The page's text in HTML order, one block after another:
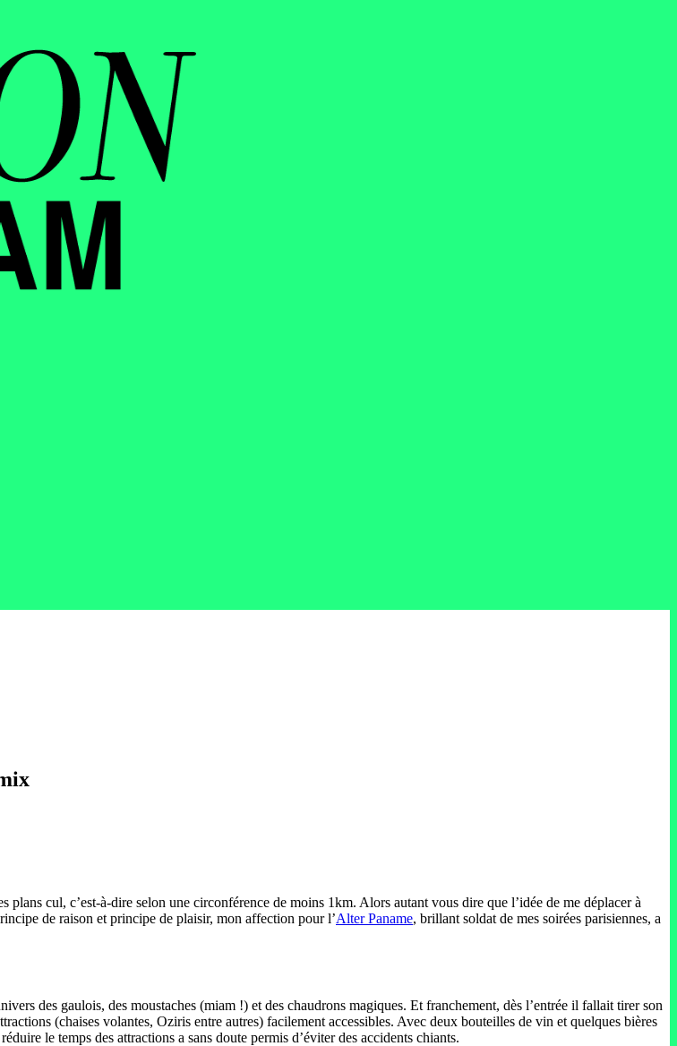
cul, c’est-à-dire selon une circonférence de moins 1km. Alors autant vous dire que l’idée de me déplacer à
de raison et principe de plaisir, mon affection pour l’Alter Paname, brillant soldat de mes soirées parisiennes, a
des gaulois, des moustaches (miam !) et des chaudrons magiques. Et franchement, dès l’entrée il fallait tirer son
(chaises volantes, Oziris entre autres) facilement accessibles. Avec deux bouteilles de vin et quelques bières
le temps des attractions a sans doute permis d’éviter des accidents chiants.